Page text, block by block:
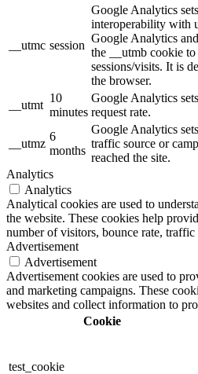
__utmc session
Google Analytics
interoperability with
Google Analytics
the __utmb cookie
sessions/visits. It is
the browser.
__utmt
10
minutes
Google Analytics
request rate.
__utmz
6
months
Google Analytics
traffic source or
reached the site.
Analytics
Analytics
Analytical cookies are used to
the website. These cookies help
number of visitors, bounce rate, traffic
Advertisement
Advertisement
Advertisement cookies are used to
and marketing campaigns. These
websites and collect information to
Cookie
test_cookie